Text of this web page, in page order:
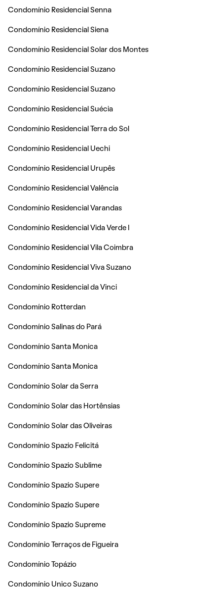
Condomínio Residencial Senna
Condomínio Residencial Siena
Condomínio Residencial Solar dos Montes
Condomínio Residencial Suzano
Condomínio Residencial Suzano
Condomínio Residencial Suécia
Condomínio Residencial Terra do Sol
Condomínio Residencial Uechi
Condomínio Residencial Urupês
Condomínio Residencial Valência
Condomínio Residencial Varandas
Condomínio Residencial Vida Verde I
Condomínio Residencial Vila Coimbra
Condomínio Residencial Viva Suzano
Condomínio Residencial da Vinci
Condomínio Rotterdan
Condomínio Salinas do Pará
Condomínio Santa Monica
Condomínio Santa Monica
Condomínio Solar da Serra
Condomínio Solar das Hortênsias
Condomínio Solar das Oliveiras
Condomínio Spazio Felicitá
Condomínio Spazio Sublime
Condomínio Spazio Supere
Condomínio Spazio Supere
Condomínio Spazio Supreme
Condomínio Terraços de Figueira
Condomínio Topázio
Condomínio Unico Suzano